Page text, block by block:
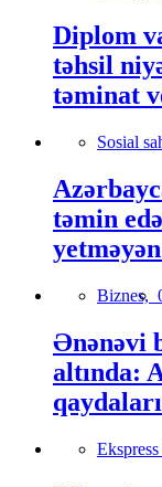
Diplom
təhsil
təminat
Sosial
təmin
Biznes,
Ənənəvi
altında: